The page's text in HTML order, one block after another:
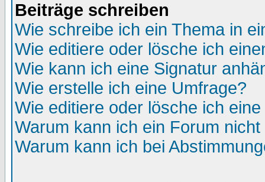
Beiträge schreiben
Wie schreibe ich ein Thema in
Wie editiere oder lösche ich
Wie kann ich eine Signatur
Wie erstelle ich eine Umfrage?
Wie editiere oder lösche ich
Warum kann ich ein Forum
Warum kann ich bei